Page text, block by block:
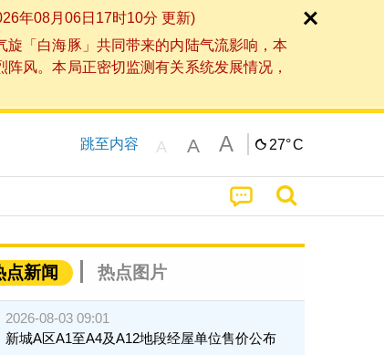
年08月06日17时10分 更新)
「白海豚」共同带来的内陆气流影响，本
风。本局正密切监测有关系统发展情况，
跳至内容 A A A 27°C
点新闻 热点图片
2026-08-03 09:01
新城A区A1至A4及A12地段经屋单位售价公布